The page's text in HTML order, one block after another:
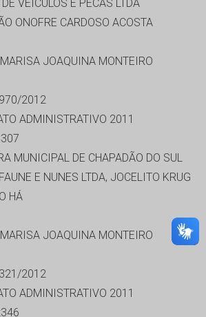
VEICULOS E PECAS LTDA
ONOFRE CARDOSO ACOSTA
JOAQUINA MONTEIRO
2012
ADMINISTRATIVO 2011
MUNICIPAL DE CHAPADÃO DO SUL
FAUNE E NUNES LTDA, JOCELITO KRUG
HÁ
JOAQUINA MONTEIRO
2012
ADMINISTRATIVO 2011